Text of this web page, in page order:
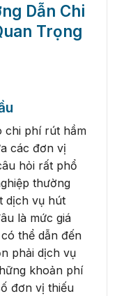
Dẫn Chi
Trọng
chi phí rút hầm
các đơn vị
hỏi rất phổ
thường
dịch vụ hút
là mức giá
thể dẫn đến
phải dịch vụ
khoản phí
đơn vị thiếu